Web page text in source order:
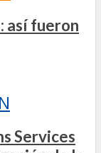
así fueron
Services